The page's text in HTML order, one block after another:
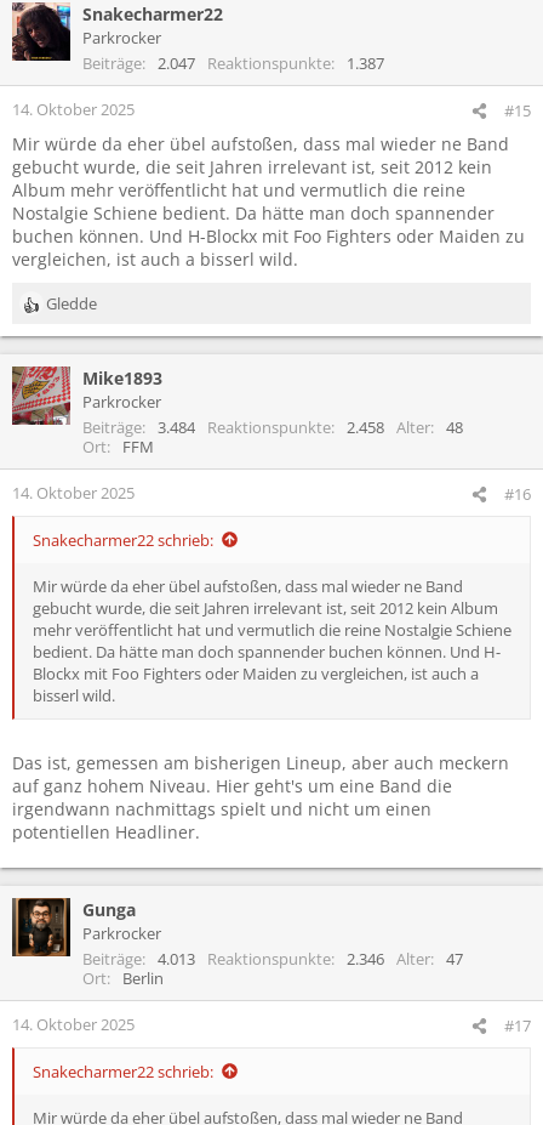
Snakecharmer22
Parkrocker
Beiträge
2.047 Reaktionspunkte 1.387
14. Oktober 2025 #15
Mir würde da eher übel aufstoßen, dass mal wieder ne Band
gebucht wurde, die seit Jahren irrelevant ist, seit 2012 kein
Album mehr veröffentlicht hat und vermutlich die reine
Nostalgie Schiene bedient. Da hätte man doch spannender
buchen können. Und H-Blockx mit Foo Fighters oder Maiden zu
vergleichen, ist auch a bisserl wild.
R
e
k
t
i
n
e
Gledde
Mike1893
Parkrocker
Beiträge
3.484 Reaktionspunkte 2.458 Alter
48
Ort
FFM
14. Oktober 2025 #16
Snakecharmer22 schrieb:
Mir würde da eher übel aufstoßen, dass mal wieder ne Band
gebucht wurde, die seit Jahren irrelevant ist, seit 2012 kein Album
mehr veröffentlicht hat und vermutlich die reine Nostalgie Schiene
bedient. Da hätte man doch spannender buchen können. Und H-
Blockx mit Foo Fighters oder Maiden zu vergleichen, ist auch a
bisserl wild.
Das ist, gemessen am bisherigen Lineup, aber auch meckern
auf ganz hohem Niveau. Hier geht's um eine Band die
irgendwann nachmittags spielt und nicht um einen
potentiellen Headliner.
Gunga
Parkrocker
Beiträge
4.013 Reaktionspunkte 2.346 Alter
47
Ort
Berlin
14. Oktober 2025 #17
Snakecharmer22 schrieb:
Mir würde da eher übel aufstoßen, dass mal wieder ne Band